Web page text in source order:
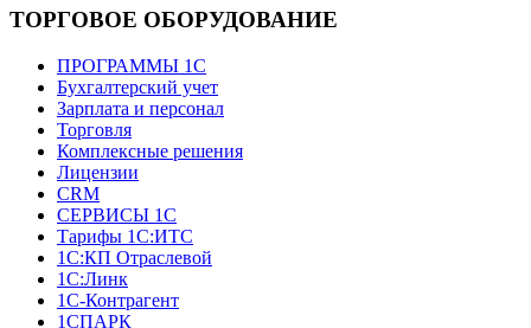
ТОРГОВОЕ ОБОРУДОВАНИЕ
ПРОГРАММЫ 1С
Бухгалтерский учет
Зарплата и персонал
Торговля
Комплексные решения
Лицензии
CRM
СЕРВИСЫ 1С
Тарифы 1С:ИТС
1С:КП Отраслевой
1С:Линк
1С-Контрагент
1СПАРК